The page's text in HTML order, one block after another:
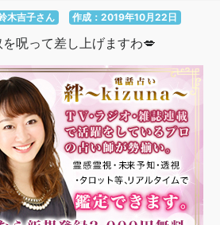
木吉子さん 作成：2019年10月22日
呪って差し上げますわ💋